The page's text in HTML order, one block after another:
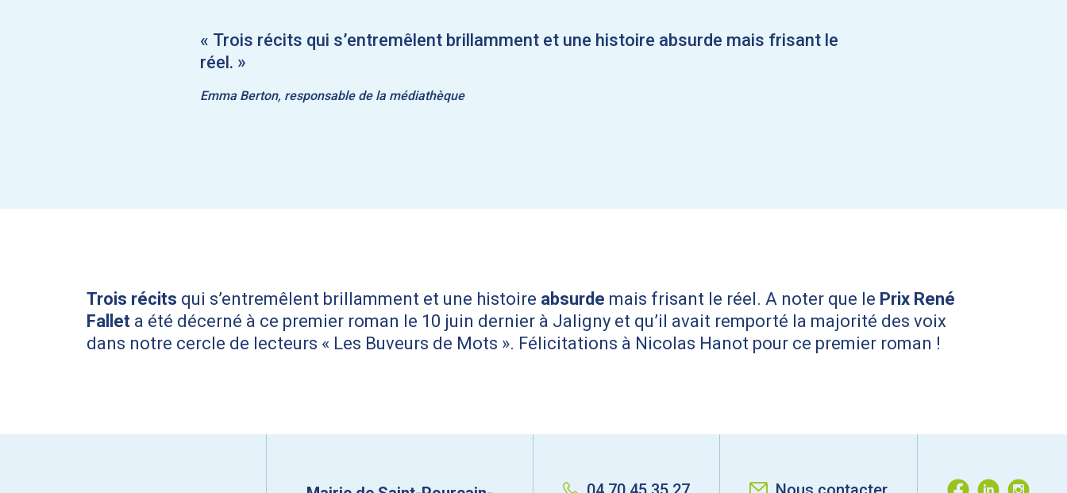
« Trois récits qui s’entremêlent brillamment et une histoire absurde mais frisant le
réel. »
Emma Berton, responsable de la médiathèque
Trois récits qui s’entremêlent brillamment et une histoire absurde mais frisant le réel. A noter que le Prix René
Fallet a été décerné à ce premier roman le 10 juin dernier à Jaligny et qu’il avait remporté la majorité des voix
dans notre cercle de lecteurs « Les Buveurs de Mots ». Félicitations à Nicolas Hanot pour ce premier roman !